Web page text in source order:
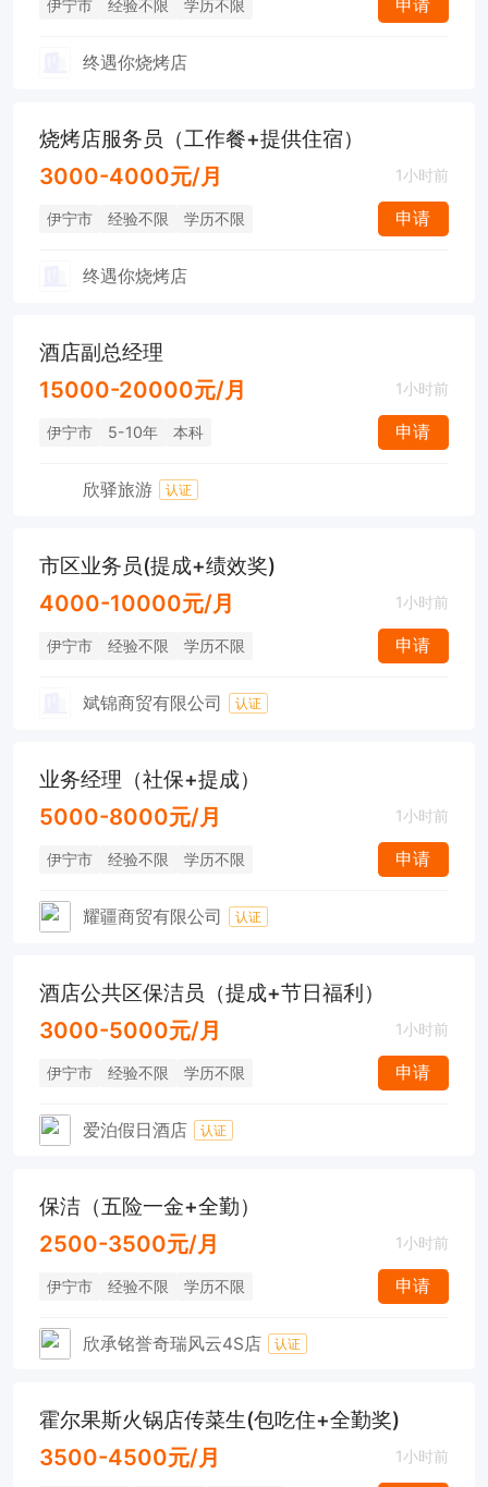
伊宁市 经验不限 学历不限 申请
终遇你烧烤店
烧烤店服务员（工作餐+提供住宿）
3000-4000元/月 1小时前
伊宁市 经验不限 学历不限 申请
终遇你烧烤店
酒店副总经理
15000-20000元/月 1小时前
伊宁市 5-10年 本科 申请
欣驿旅游 认证
市区业务员(提成+绩效奖)
4000-10000元/月 1小时前
伊宁市 经验不限 学历不限 申请
斌锦商贸有限公司 认证
业务经理（社保+提成）
5000-8000元/月 1小时前
伊宁市 经验不限 学历不限 申请
耀疆商贸有限公司 认证
酒店公共区保洁员（提成+节日福利）
3000-5000元/月 1小时前
伊宁市 经验不限 学历不限 申请
爱泊假日酒店 认证
保洁（五险一金+全勤）
2500-3500元/月 1小时前
伊宁市 经验不限 学历不限 申请
欣承铭誉奇瑞风云4S店 认证
霍尔果斯火锅店传菜生(包吃住+全勤奖)
3500-4500元/月 1小时前